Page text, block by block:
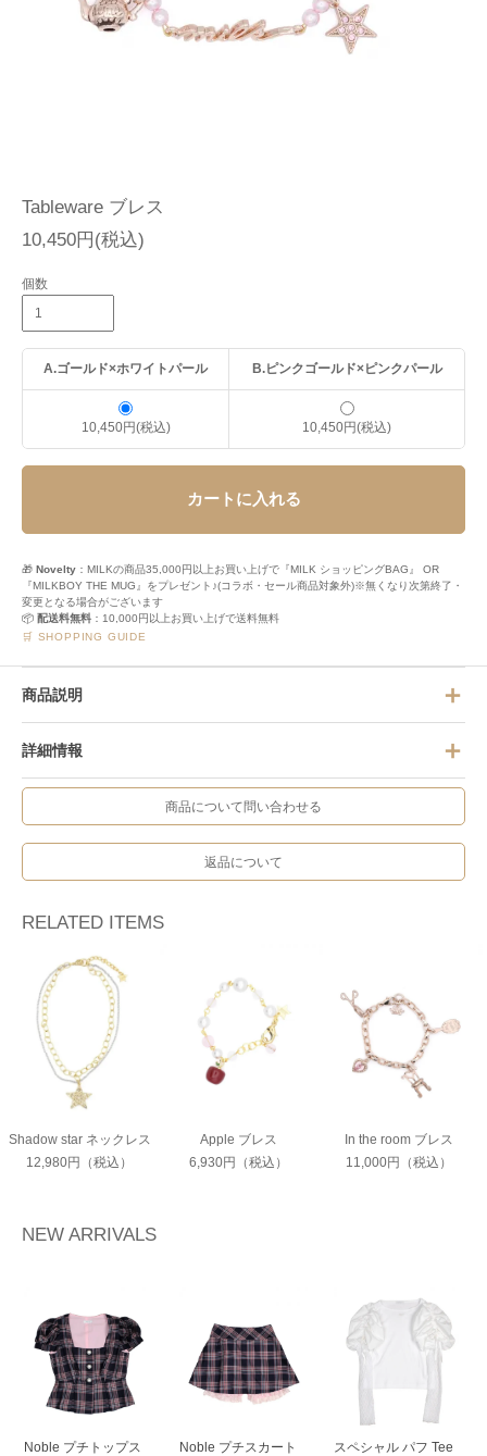
Tableware ブレス
10,450円(税込)
個数
A.ゴールド×ホワイトパール B.ピンクゴールド×ピンクパール
10,450円(税込) 10,450円(税込)
カートに入れる
🎁 Novelty ：MILKの商品35,000円以上お買い上げで『MILK ショッピングBAG』 OR
『MILKBOY THE MUG』をプレゼント♪(コラボ・セール商品対象外)※無くなり次第終了・
変更となる場合がございます
📦 配送料無料 ：10,000円以上お買い上げで送料無料
🛒 SHOPPING GUIDE
商品説明
詳細情報
商品について問い合わせる
返品について
RELATED ITEMS
Shadow star ネックレス
12,980円（税込）
Apple ブレス
6,930円（税込）
In the room ブレス
11,000円（税込）
NEW ARRIVALS
Noble プチトップス
Noble プチスカート
スペシャル パフ Tee